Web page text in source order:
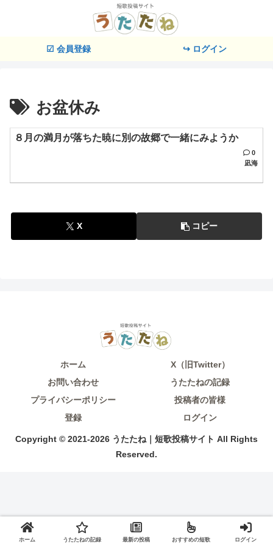
☑ 会員登録 ↪ ログイン
お盆休み
８月の満月が落ちた暁に別の故郷で一緒にみようか
0
凪海
X コピー
ホーム
X（旧Twitter）
お問い合わせ
うたたねの記録
プライバシーポリシー
投稿者の皆様
登録
ログイン
Copyright © 2021-2026 うたたね｜短歌投稿サイト All Rights
Reserved.
ホーム うたたねの記録 最新の投稿 おすすめの短歌 ログイン